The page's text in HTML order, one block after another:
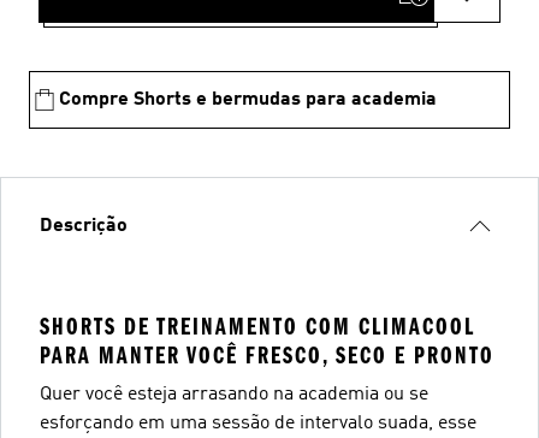
Compre Shorts e bermudas para academia
Descrição
SHORTS DE TREINAMENTO COM CLIMACOOL
PARA MANTER VOCÊ FRESCO, SECO E PRONTO
Quer você esteja arrasando na academia ou se
esforçando em uma sessão de intervalo suada, esse